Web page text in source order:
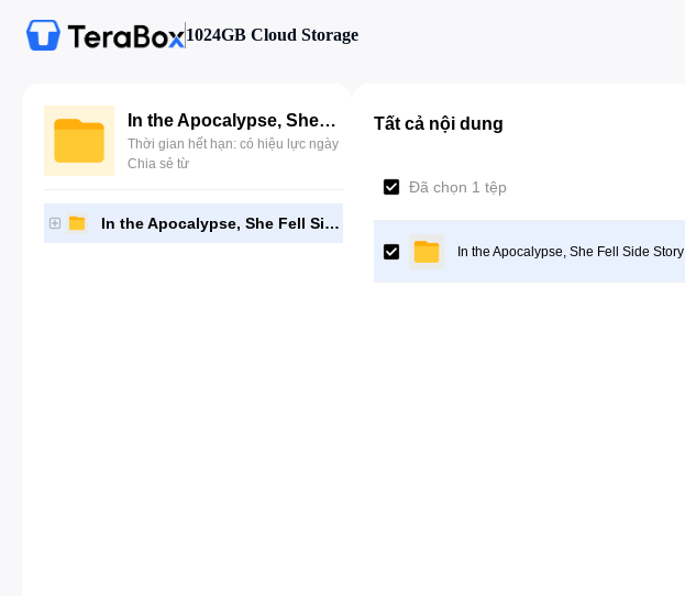
1024GB Cloud Storage
In the Apocalypse, She Fell Side Story
Thời gian hết hạn: có hiệu lực ngày
Chia sẻ từ
In the Apocalypse, She Fell Side Story
Tất cả nội dung
Đã chọn 1 tệp
In the Apocalypse, She Fell Side Story